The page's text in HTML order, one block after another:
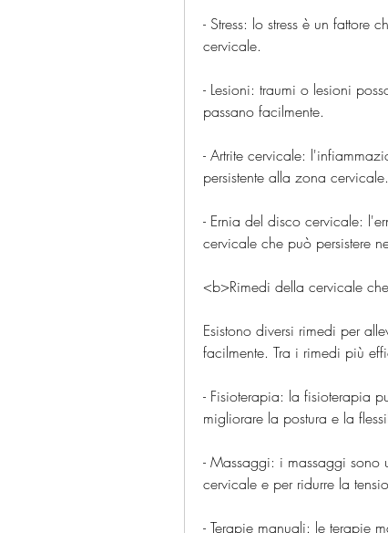
- Stress: lo stress è un fattore
cervicale.
- Lesioni: traumi o lesioni
passano facilmente.
- Artrite cervicale:
persistente alla zona cervicale.
- Ernia del disco cervicale:
cervicale che può persistere
<b>Rimedi della cervicale
Esistono diversi rimedi per
facilmente. Tra i rimedi più
- Fisioterapia: la fisioterapia
migliorare la postura e la
- Massaggi: i massaggi sono
cervicale e per ridurre la
- Terapie manuali: le terapie